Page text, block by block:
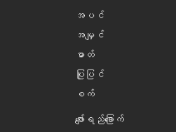
အပင်
အမျှင်
ဓာတ်
ပြုပြင်
စက်
ဖျော်ရည်ခြောက်